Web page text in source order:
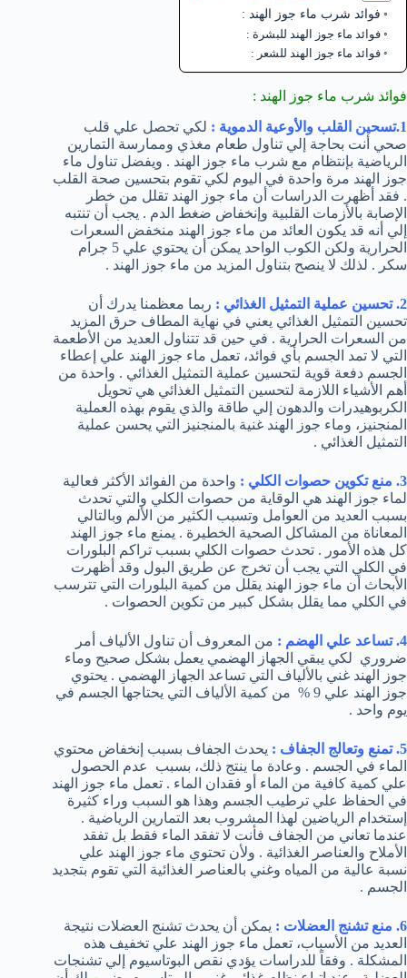
فوائد شرب ماء جوز الهند :
فوائد ماء جوز الهند للبشرة :
فوائد ماء جوز الهند للشعر :
فوائد شرب ماء جوز الهند :
1.تسحين القلب والأوعية الدموية :
لكي تحصل علي قلب
صحي أنت بحاجة إلي تناول طعام مغذي وممارسة التمارين
الرياضية بإنتظام مع شرب ماء جوز الهند . ويفضل تناول ماء
جوز الهند مرة واحدة في اليوم لكي تقوم بتحسين صحة القلب
. فقد أظهرت الدراسات أن ماء جوز الهند تقلل من خطر
الإصابة بالأزمات القلبية وإنخفاض ضغط الدم . يجب أن تنتبه
إلي أنه قد يكون العائد من ماء جوز الهند منخفض السعرات
الحرارية ولكن الكوب الواحد يمكن أن يحتوي علي 5 جرام
سكر . لذلك لا ينصح بتناول المزيد من ماء جوز الهند .
2. تحسين عملية التمثيل الغذائي :
ربما معظمنا يدرك أن
تحسين التمثيل الغذائي يعني في نهاية المطاف حرق المزيد
من السعرات الحرارية . في حين قد تتناول العديد من الأطعمة
التي لا تمد الجسم بأي فوائد، تعمل ماء جوز الهند علي إعطاء
الجسم دفعة قوية لتحسين عملية التمثيل الغذائي . واحدة من
أهم الأشياء اللازمة لتحسين التمثيل الغذائي هي تحويل
الكربوهيدرات والدهون إلي طاقة والذي يقوم بهذه العملية
المنجنيز، وماء جوز الهند غنية بالمنجنيز التي يحسن عملية
التمثيل الغذائي .
3. منع تكوين حصوات الكلي :
واحدة من الفوائد الأكثر فعالية
لماء جوز الهند هي الوقاية من حصوات الكلي والتي تحدث
بسبب العديد من العوامل وتسبب الكثير من الألم وبالتالي
المعاناة من المشاكل الصحية الخطيرة . يمنع ماء جوز الهند
كل هذه الأمور . تحدث حصوات الكلي بسبب تراكم البلورات
في الكلي التي يجب أن تخرج عن طريق البول وقد أظهرت
الأبحاث أن ماء جوز الهند يقلل من كمية البلورات التي تترسب
في الكلي مما يقلل بشكل كبير من تكوين الحصوات .
4. تساعد علي الهضم :
من المعروف أن تناول الألياف أمر
ضروري لكي يبقي الجهاز الهضمي يعمل بشكل صحيح وماء
جوز الهند غني بالألياف التي تساعد الجهاز الهضمي . يحتوي
جوز الهند علي 9 % من كمية الألياف التي يحتاجها الجسم في
يوم واحد .
5. تمنع وتعالج الجفاف :
يحدث الجفاف بسبب إنخفاض محتوي
الماء في الجسم . وعادة ما ينتج ذلك، بسبب عدم الحصول
علي كمية كافية من الماء أو فقدان الماء . تعمل ماء جوز الهند
في الحفاظ علي ترطيب الجسم وهذا هو السبب وراء كثيرة
إستخدام الرياضين لهذا المشروب بعد التمارين الرياضية .
عندما تعاني من الجفاف فأنت لا تفقد الماء فقط بل تفقد
الأملاح والعناصر الغذائية . ولأن تحتوي ماء جوز الهند علي
نسبة عالية من المياه وغني بالعناصر الغذائية التي تقوم بتجديد
الجسم .
6. منع تشنج العضلات :
يمكن أن يحدث تشنج العضلات نتيجة
العديد من الأسباب، تعمل ماء جوز الهند علي تخفيف هذه
المشكلة . وفقاً للدراسات يؤدي نقص البوتاسيوم إلي تشنجات